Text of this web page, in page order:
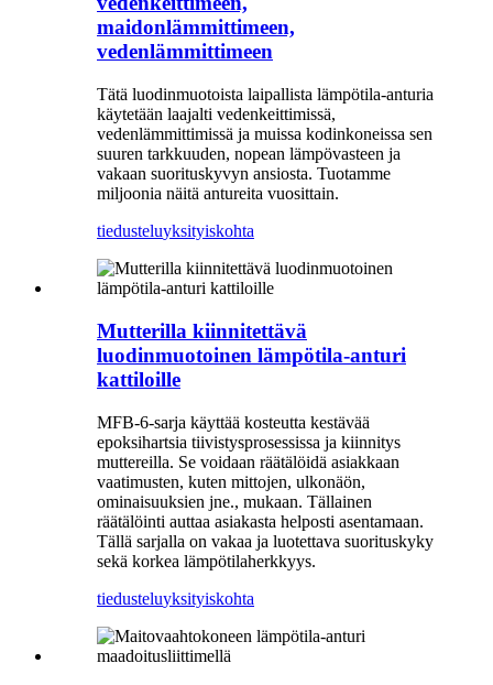
maidonlämmittimeen,
vedenlämmittimeen
Tätä luodinmuotoista laipallista lämpötila-anturia
käytetään laajalti vedenkeittimissä,
vedenlämmittimissä ja muissa kodinkoneissa sen
suuren tarkkuuden, nopean lämpövasteen ja
vakaan suorituskyvyn ansiosta. Tuotamme
miljoonia näitä antureita vuosittain.
tiedusteluyksityiskohta
Mutterilla kiinnitettävä
luodinmuotoinen lämpötila-anturi
kattiloille
MFB-6-sarja käyttää kosteutta kestävää
epoksihartsia tiivistysprosessissa ja kiinnitys
muttereilla. Se voidaan räätälöidä asiakkaan
vaatimusten, kuten mittojen, ulkonäön,
ominaisuuksien jne., mukaan. Tällainen
räätälöinti auttaa asiakasta helposti asentamaan.
Tällä sarjalla on vakaa ja luotettava suorituskyky
sekä korkea lämpötilaherkkyys.
tiedusteluyksityiskohta